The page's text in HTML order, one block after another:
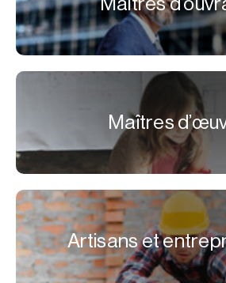
Maîtres
Maîtres
Artisans et